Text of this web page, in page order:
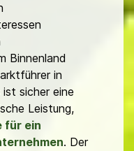
Binnenland
in
sicher eine
Leistung,
für ein
. Der